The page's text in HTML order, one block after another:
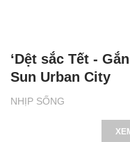
NHỊP SỐNG
‘Dệt sắc Tết -
Sun Urban City